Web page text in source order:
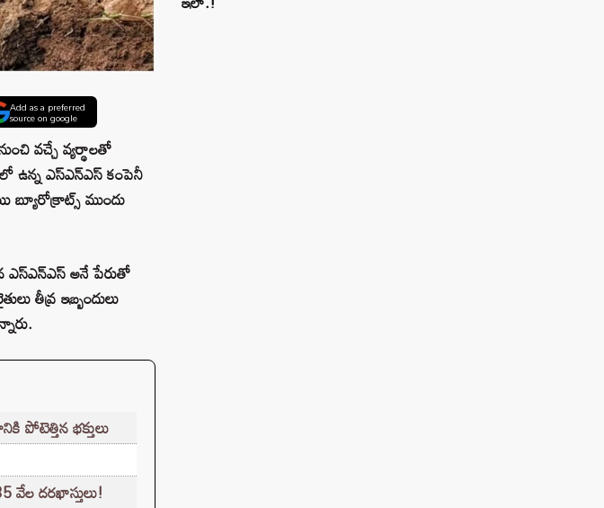
Add as a preferred
source on google
వచ్చే వ్యర్థాలతో
ఉన్న ఎస్ఎన్ఎస్ కంపెనీ
బ్యూరోక్రాట్స్ ముందు
ఎస్ఎన్‌ఎస్ అనే పేరుతో
తీవ్ర ఇబ్బందులు
పోటెత్తిన భక్తులు
వేల దరఖాస్తులు!